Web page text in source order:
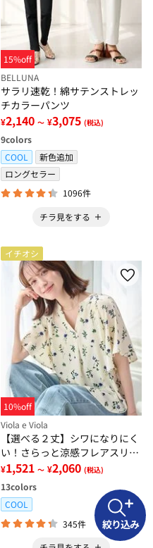
15%off
BELLUNA
サラリ速乾！綿サテンストレッ
チカラーパンツ
¥2,140 ～ ¥3,075 (税込)
9colors
COOL
新色追加
ロングセラー
1096件
チラ見をする
イチオシ
10%off
Viola e Viola
【選べる２丈】シワになりにく
い！さらっと涼感フレアスリー
ブブラウス
¥1,521 ～ ¥2,060 (税込)
13colors
COOL
345件
絞り込み